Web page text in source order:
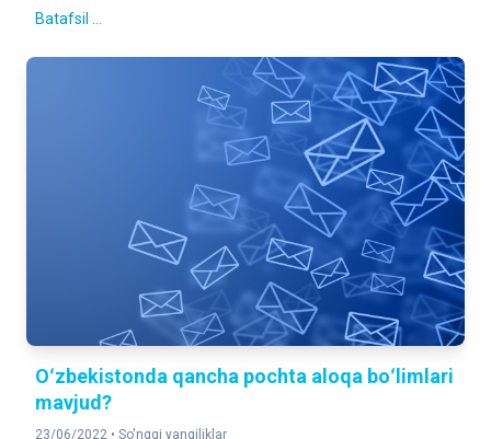
Batafsil ...
Oʻzbekistonda qancha pochta aloqa boʻlimlari
mavjud?
23/06/2022 • So'nggi yangiliklar